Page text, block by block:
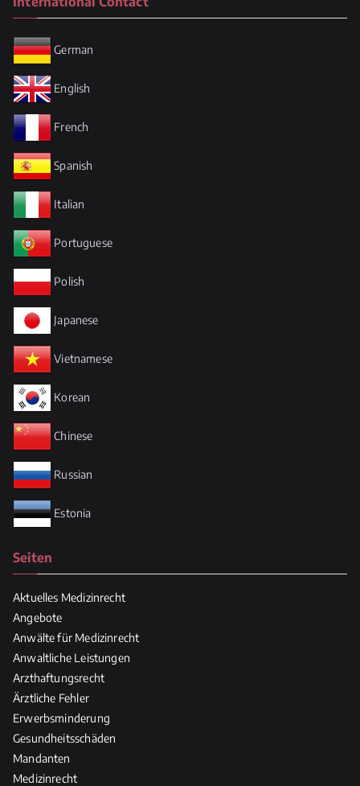
German
English
French
Spanish
Italian
Portuguese
Polish
Japanese
Vietnamese
Korean
Chinese
Russian
Estonia
Seiten
Aktuelles Medizinrecht
Angebote
Anwälte für Medizinrecht
Anwaltliche Leistungen
Arzthaftungsrecht
Ärztliche Fehler
Erwerbsminderung
Gesundheitsschäden
Mandanten
Medizinrecht